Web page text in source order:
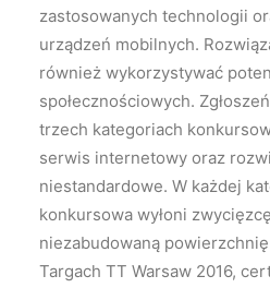
zastosowanych technologii
urządzeń mobilnych.
również wykorzystywać
społecznościowych.
trzech kategoriach
serwis internetowy oraz
niestandardowe. W każdej
konkursowa wyłoni
niezabudowaną
Targach TT Warsaw 2016,